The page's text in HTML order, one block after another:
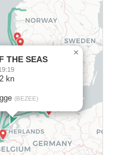
THE SEAS
kn
(BEZEE)
×